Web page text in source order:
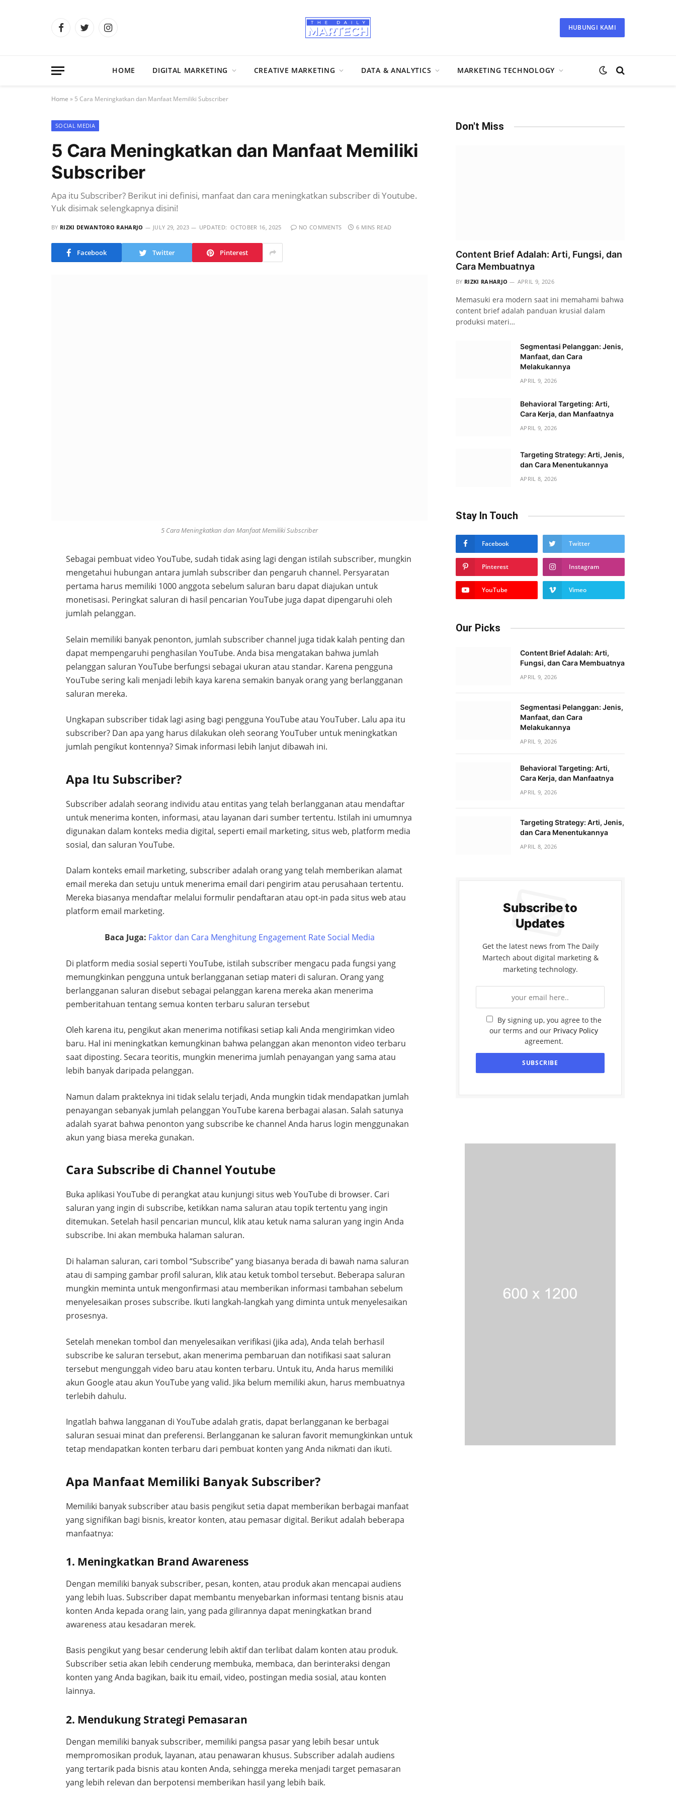
FacebookTwitterInstagram HUBUNGI KAMI
HOME DIGITAL MARKETING CREATIVE MARKETING DATA & ANALYTICS MARKETING TECHNOLOGY
Home » 5 Cara Meningkatkan dan Manfaat Memiliki Subscriber
SOCIAL MEDIA
5 Cara Meningkatkan dan Manfaat Memiliki
Subscriber
Apa itu Subscriber? Berikut ini definisi, manfaat dan cara meningkatkan subscriber di Youtube.
Yuk disimak selengkapnya disini!
BY RIZKI DEWANTORO RAHARJO JULY 29, 2023 UPDATED: OCTOBER 16, 2025 NO COMMENTS 6 MINS READ
Facebook Twitter Pinterest
5 Cara Meningkatkan dan Manfaat Memiliki Subscriber
Sebagai pembuat video YouTube, sudah tidak asing lagi dengan istilah subscriber, mungkin
mengetahui hubungan antara jumlah subscriber dan pengaruh channel. Persyaratan
pertama harus memiliki 1000 anggota sebelum saluran baru dapat diajukan untuk
monetisasi. Peringkat saluran di hasil pencarian YouTube juga dapat dipengaruhi oleh
jumlah pelanggan.
Selain memiliki banyak penonton, jumlah subscriber channel juga tidak kalah penting dan
dapat mempengaruhi penghasilan YouTube. Anda bisa mengatakan bahwa jumlah
pelanggan saluran YouTube berfungsi sebagai ukuran atau standar. Karena pengguna
YouTube sering kali menjadi lebih kaya karena semakin banyak orang yang berlangganan
saluran mereka.
Ungkapan subscriber tidak lagi asing bagi pengguna YouTube atau YouTuber. Lalu apa itu
subscriber? Dan apa yang harus dilakukan oleh seorang YouTuber untuk meningkatkan
jumlah pengikut kontennya? Simak informasi lebih lanjut dibawah ini.
Apa Itu Subscriber?
Subscriber adalah seorang individu atau entitas yang telah berlangganan atau mendaftar
untuk menerima konten, informasi, atau layanan dari sumber tertentu. Istilah ini umumnya
digunakan dalam konteks media digital, seperti email marketing, situs web, platform media
sosial, dan saluran YouTube.
Dalam konteks email marketing, subscriber adalah orang yang telah memberikan alamat
email mereka dan setuju untuk menerima email dari pengirim atau perusahaan tertentu.
Mereka biasanya mendaftar melalui formulir pendaftaran atau opt-in pada situs web atau
platform email marketing.
Baca Juga: Faktor dan Cara Menghitung Engagement Rate Social Media
Di platform media sosial seperti YouTube, istilah subscriber mengacu pada fungsi yang
memungkinkan pengguna untuk berlangganan setiap materi di saluran. Orang yang
berlangganan saluran disebut sebagai pelanggan karena mereka akan menerima
pemberitahuan tentang semua konten terbaru saluran tersebut
Oleh karena itu, pengikut akan menerima notifikasi setiap kali Anda mengirimkan video
baru. Hal ini meningkatkan kemungkinan bahwa pelanggan akan menonton video terbaru
saat diposting. Secara teoritis, mungkin menerima jumlah penayangan yang sama atau
lebih banyak daripada pelanggan.
Namun dalam prakteknya ini tidak selalu terjadi, Anda mungkin tidak mendapatkan jumlah
penayangan sebanyak jumlah pelanggan YouTube karena berbagai alasan. Salah satunya
adalah syarat bahwa penonton yang subscribe ke channel Anda harus login menggunakan
akun yang biasa mereka gunakan.
Cara Subscribe di Channel Youtube
Buka aplikasi YouTube di perangkat atau kunjungi situs web YouTube di browser. Cari
saluran yang ingin di subscribe, ketikkan nama saluran atau topik tertentu yang ingin
ditemukan. Setelah hasil pencarian muncul, klik atau ketuk nama saluran yang ingin Anda
subscribe. Ini akan membuka halaman saluran.
Di halaman saluran, cari tombol “Subscribe” yang biasanya berada di bawah nama saluran
atau di samping gambar profil saluran, klik atau ketuk tombol tersebut. Beberapa saluran
mungkin meminta untuk mengonfirmasi atau memberikan informasi tambahan sebelum
menyelesaikan proses subscribe. Ikuti langkah-langkah yang diminta untuk menyelesaikan
prosesnya.
Setelah menekan tombol dan menyelesaikan verifikasi (jika ada), Anda telah berhasil
subscribe ke saluran tersebut, akan menerima pembaruan dan notifikasi saat saluran
tersebut mengunggah video baru atau konten terbaru. Untuk itu, Anda harus memiliki
akun Google atau akun YouTube yang valid. Jika belum memiliki akun, harus membuatnya
terlebih dahulu.
Ingatlah bahwa langganan di YouTube adalah gratis, dapat berlangganan ke berbagai
saluran sesuai minat dan preferensi. Berlangganan ke saluran favorit memungkinkan untuk
tetap mendapatkan konten terbaru dari pembuat konten yang Anda nikmati dan ikuti.
Apa Manfaat Memiliki Banyak Subscriber?
Memiliki banyak subscriber atau basis pengikut setia dapat memberikan berbagai manfaat
yang signifikan bagi bisnis, kreator konten, atau pemasar digital. Berikut adalah beberapa
manfaatnya:
1. Meningkatkan Brand Awareness
Dengan memiliki banyak subscriber, pesan, konten, atau produk akan mencapai audiens
yang lebih luas. Subscriber dapat membantu menyebarkan informasi tentang bisnis atau
konten Anda kepada orang lain, yang pada gilirannya dapat meningkatkan brand
awareness atau kesadaran merek.
Basis pengikut yang besar cenderung lebih aktif dan terlibat dalam konten atau produk.
Subscriber setia akan lebih cenderung membuka, membaca, dan berinteraksi dengan
konten yang Anda bagikan, baik itu email, video, postingan media sosial, atau konten
lainnya.
2. Mendukung Strategi Pemasaran
Dengan memiliki banyak subscriber, memiliki pangsa pasar yang lebih besar untuk
mempromosikan produk, layanan, atau penawaran khusus. Subscriber adalah audiens
yang tertarik pada bisnis atau konten Anda, sehingga mereka menjadi target pemasaran
yang lebih relevan dan berpotensi memberikan hasil yang lebih baik.
Don't Miss
Content Brief Adalah: Arti, Fungsi, dan
Cara Membuatnya
BY RIZKI RAHARJO APRIL 9, 2026
Memasuki era modern saat ini memahami bahwa
content brief adalah panduan krusial dalam
produksi materi…
Segmentasi Pelanggan: Jenis,
Manfaat, dan Cara
Melakukannya
APRIL 9, 2026
Behavioral Targeting: Arti,
Cara Kerja, dan Manfaatnya
APRIL 9, 2026
Targeting Strategy: Arti, Jenis,
dan Cara Menentukannya
APRIL 8, 2026
Stay In Touch
Facebook Twitter
Pinterest Instagram
YouTube Vimeo
Our Picks
Content Brief Adalah: Arti,
Fungsi, dan Cara Membuatnya
APRIL 9, 2026
Segmentasi Pelanggan: Jenis,
Manfaat, dan Cara
Melakukannya
APRIL 9, 2026
Behavioral Targeting: Arti,
Cara Kerja, dan Manfaatnya
APRIL 9, 2026
Targeting Strategy: Arti, Jenis,
dan Cara Menentukannya
APRIL 8, 2026
Subscribe to
Updates
Get the latest news from The Daily
Martech about digital marketing &
marketing technology.
By signing up, you agree to the
our terms and our Privacy Policy
agreement.